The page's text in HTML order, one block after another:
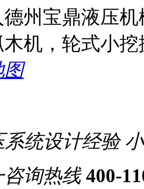
州宝鼎液压
机，轮式小
图
系统设计经验
咨询热线 400-